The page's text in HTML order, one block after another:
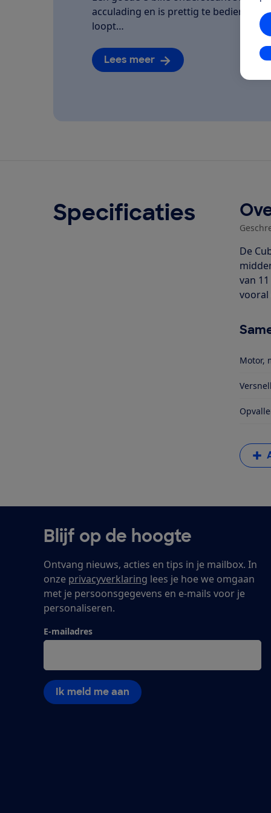
acculading en is prettig te bedienen.
loopt…
Lees meer
Specificaties
De
van
Motor,
Blijf op de hoogte
Ontvang nieuws, acties en tips in je mailbox. In
onze privacyverklaring lees je hoe we omgaan
met je persoonsgegevens en e-mails voor je
personaliseren.
E-mailadres
Ik meld me aan